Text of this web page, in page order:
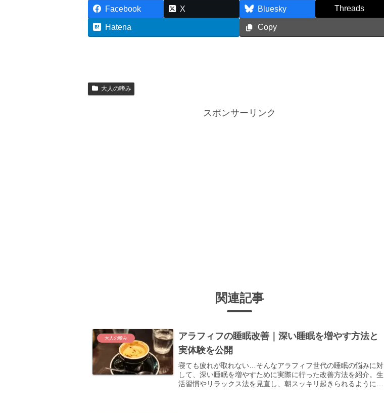
Facebook X Bluesky Threads
Hatena Copy
大人の嗜み
スポンサーリンク
関連記事
大人の嗜み
アラフィフの睡眠改善｜深い睡眠を増やす方法と
実体験を公開
寝ても疲れが取れない…そんなアラフィフ世代の睡眠の悩みに対
して、深い睡眠を増やすために実際に行った改善方法を紹介。生
活習慣やリラックス法を見直し、朝スッキリ起きられるようにな